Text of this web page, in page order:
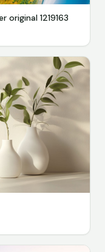
original 1219163